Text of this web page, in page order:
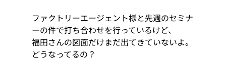
ファクトリーエージェント様と先週のセミナ
ーの件で打ち合わせを行っているけど、
福田さんの図面だけまだ出てきていないよ。
どうなってるの？